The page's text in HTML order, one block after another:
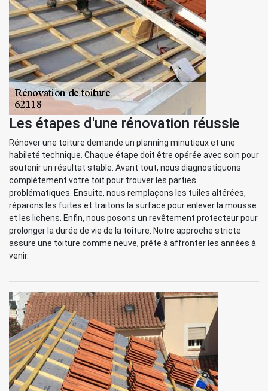
Les étapes d'une rénovation réussie
Rénover une toiture demande un planning minutieux et une
habileté technique. Chaque étape doit être opérée avec soin pour
soutenir un résultat stable. Avant tout, nous diagnostiquons
complètement votre toit pour trouver les parties
problématiques. Ensuite, nous remplaçons les tuiles altérées,
réparons les fuites et traitons la surface pour enlever la mousse
et les lichens. Enfin, nous posons un revêtement protecteur pour
prolonger la durée de vie de la toiture. Notre approche stricte
assure une toiture comme neuve, prête à affronter les années à
venir.